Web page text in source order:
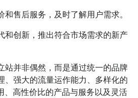
售后服务，及时了解用户需求。
和创新，推出符合市场需求的新产
站并非偶然，而是通过统一的品牌
、强大的流量运作能力、多样化的
、高性价比的产品与服务以及灵活